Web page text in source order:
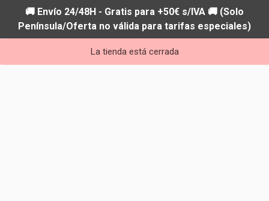
🚚 Envío 24/48H - Gratis para +50€ s/IVA 🚚 (Solo
Península/Oferta no válida para tarifas especiales)
La tienda está cerrada